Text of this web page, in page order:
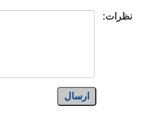
نظرات:
ارسال